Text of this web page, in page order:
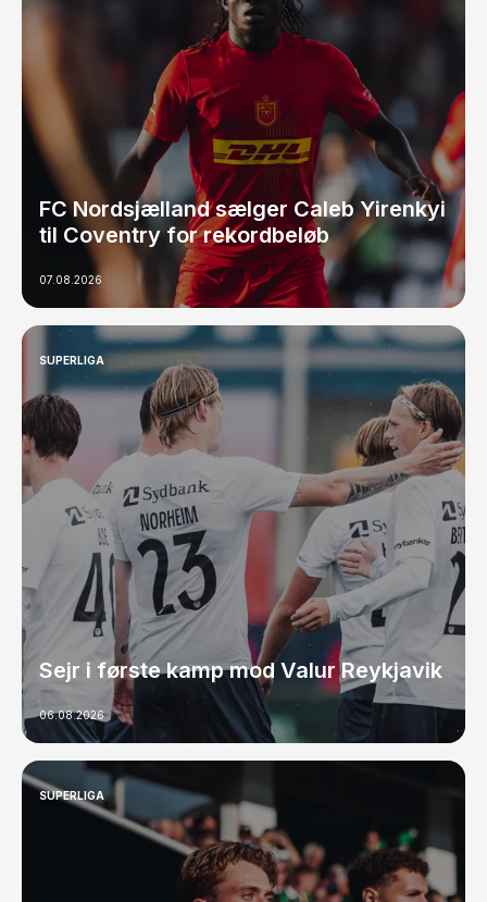
FC Nordsjælland sælger Caleb Yirenkyi
til Coventry for rekordbeløb
07.08.2026
SUPERLIGA
Sejr i første kamp mod Valur Reykjavik
06.08.2026
SUPERLIGA